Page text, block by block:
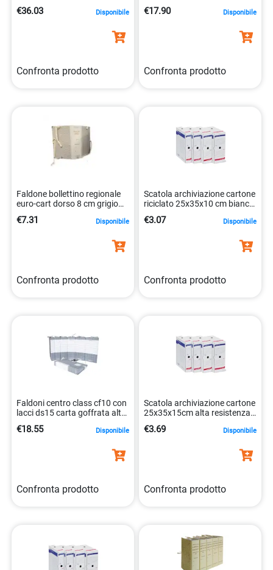
8014819005950
€36.03 Disponibile
Confronta prodotto
€17.90 Disponibile
Confronta prodotto
Faldone bollettino regionale
euro-cart dorso 8 cm grigio
€7.31 Disponibile
Confronta prodotto
Scatola archiviazione cartone
riciclato 25x35x10 cm bianco
€3.07 Disponibile
Confronta prodotto
Faldoni centro class cf10 con
lacci ds15 carta goffrata alta
€18.55 Disponibile
Confronta prodotto
Scatola archiviazione cartone
25x35x15cm alta resistenza
€3.69 Disponibile
Confronta prodotto